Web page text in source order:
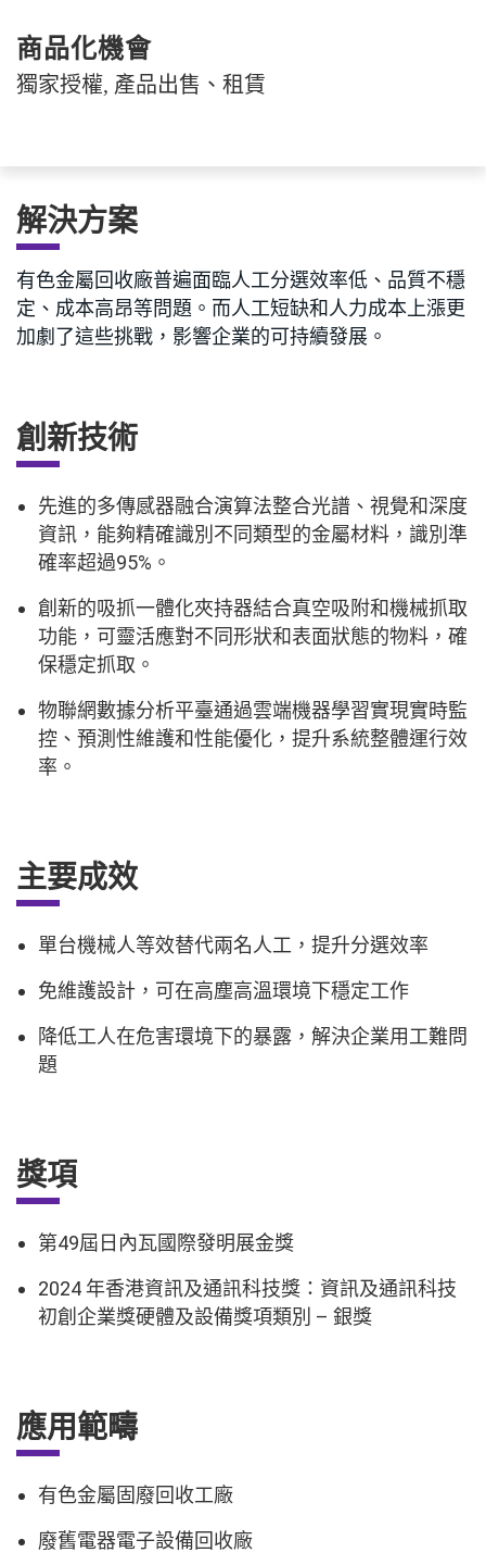
商品化機會
獨家授權, 產品出售、租賃
解決方案
有色金屬回收廠普遍面臨人工分選效率低、品質不穩
定、成本高昂等問題。而人工短缺和人力成本上漲更
加劇了這些挑戰，影響企業的可持續發展。
創新技術
先進的多傳感器融合演算法整合光譜、視覺和深度
資訊，能夠精確識別不同類型的金屬材料，識別準
確率超過95%。
創新的吸抓一體化夾持器結合真空吸附和機械抓取
功能，可靈活應對不同形狀和表面狀態的物料，確
保穩定抓取。
物聯網數據分析平臺通過雲端機器學習實現實時監
控、預測性維護和性能優化，提升系統整體運行效
率。
主要成效
單台機械人等效替代兩名人工，提升分選效率
免維護設計，可在高塵高溫環境下穩定工作
降低工人在危害環境下的暴露，解決企業用工難問
題
獎項
第49屆日內瓦國際發明展金獎
2024 年香港資訊及通訊科技獎：資訊及通訊科技
初創企業獎硬體及設備獎項類別 – 銀獎
應用範疇
有色金屬固廢回收工廠
廢舊電器電子設備回收廠